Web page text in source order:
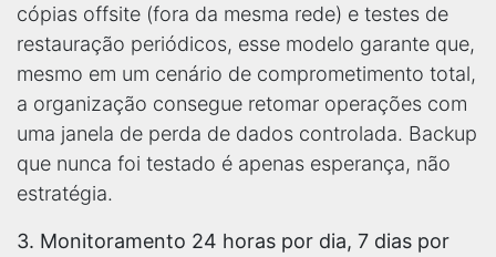
cópias offsite (fora da mesma rede) e testes de
restauração periódicos, esse modelo garante que,
mesmo em um cenário de comprometimento total,
a organização consegue retomar operações com
uma janela de perda de dados controlada. Backup
que nunca foi testado é apenas esperança, não
estratégia.
3. Monitoramento 24 horas por dia, 7 dias por